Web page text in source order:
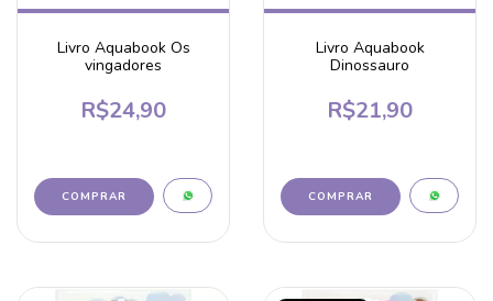
Livro Aquabook Os
vingadores
R$24,90
Livro Aquabook
Dinossauro
R$21,90